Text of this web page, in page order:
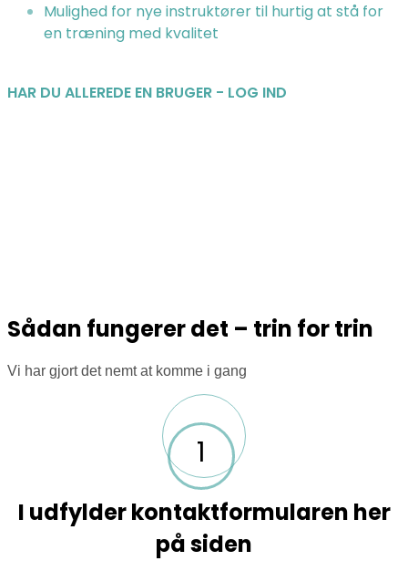
Mulighed for nye instruktører til hurtig at stå for
en træning med kvalitet
HAR DU ALLEREDE EN BRUGER - LOG IND
Sådan fungerer det – trin for trin
Vi har gjort det nemt at komme i gang
1
I udfylder kontaktformularen her
på siden